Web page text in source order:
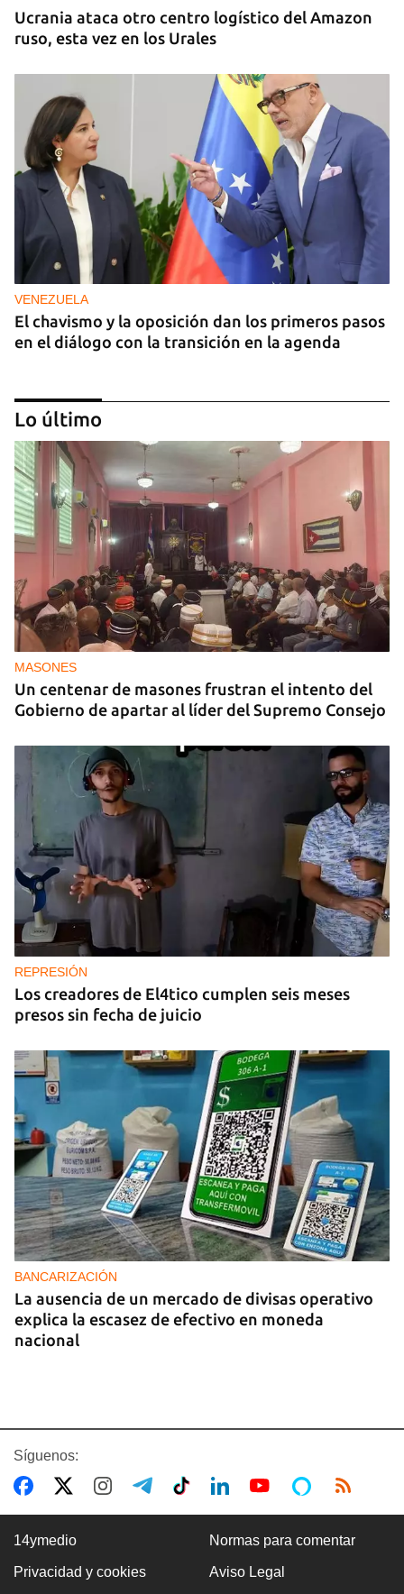
Ucrania ataca otro centro logístico del Amazon
ruso, esta vez en los Urales
VENEZUELA
El chavismo y la oposición dan los primeros pasos
en el diálogo con la transición en la agenda
NICARAGUA
EE UU propone a la OEA convocar a los
cancilleres para "tomar medidas" contra las
decisiones de Ortega
Lo último
MASONES
Un centenar de masones frustran el intento del
Gobierno de apartar al líder del Supremo Consejo
REPRESIÓN
Los creadores de El4tico cumplen seis meses
presos sin fecha de juicio
BANCARIZACIÓN
La ausencia de un mercado de divisas operativo
explica la escasez de efectivo en moneda
nacional
Síguenos:
14ymedio Normas para comentar
Privacidad y cookies Aviso Legal